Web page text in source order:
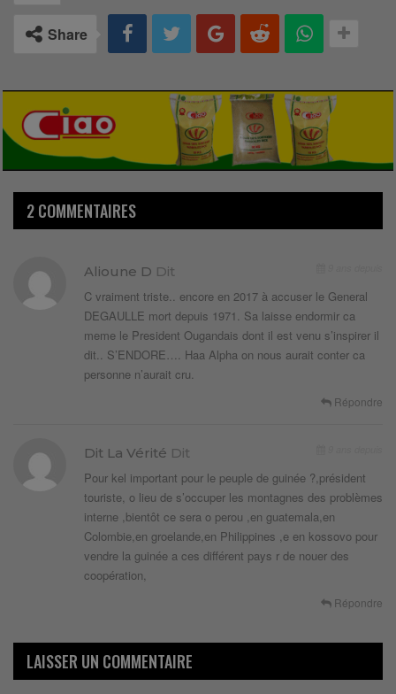
Share
2 COMMENTAIRES
Alioune D Dit
C vraiment triste.. encore en 2017 à accuser le General
DEGAULLE mort depuis 1971. Sa laisse endormir ca
meme le President Ougandais dont il est venu s’inspirer il
dit.. S’ENDORE…. Haa Alpha on nous aurait conter ca
personne n’aurait cru.
Répondre
Dit La Vérité Dit
Pour kel important pour le peuple de guinée ?,président
touriste, o lieu de s’occuper les montagnes des problèmes
interne ,bientôt ce sera o perou ,en guatemala,en
Colombie,en groelande,en Philippines ,e en kossovo pour
vendre la guinée a ces différent pays r de nouer des
coopération,
Répondre
LAISSER UN COMMENTAIRE